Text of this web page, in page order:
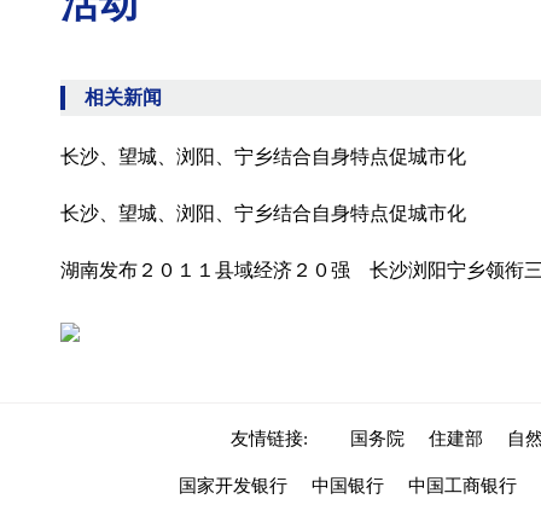
相关新闻
长沙、望城、浏阳、宁乡结合自身特点促城市化
长沙、望城、浏阳、宁乡结合自身特点促城市化
湖南发布２０１１县域经济２０强 长沙浏阳宁乡领衔
友情链接: 国务院 住建部 自
国家开发银行 中国银行 中国工商银行